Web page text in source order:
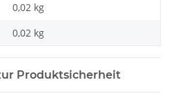
0,02 kg
0,02 kg
Produktsicherheit